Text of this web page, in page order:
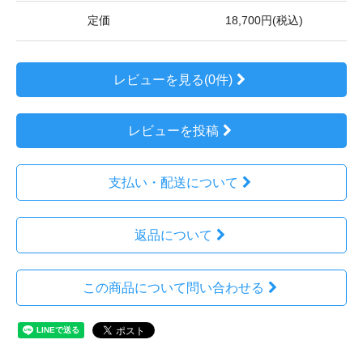
定価 18,700円(税込)
レビューを見る(0件)
レビューを投稿
支払い・配送について
返品について
この商品について問い合わせる